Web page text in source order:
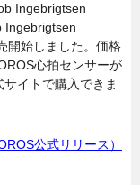
Ingebrigtsen
Ingebrigtsen
開始しました。価格
心拍センサーが
イトで購入できま
公式リリース）